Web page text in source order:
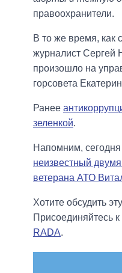
правоохранители.
В то же время, как
журналист Сергей
произошло на
горсовета
Ранее
зеленкой.
Напомним, сегодня
неизвестный
ветерана АТО
Хотите обсудить
Присоединяйтесь к
RADA.